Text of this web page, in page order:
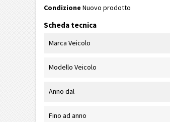
Condizione Nuovo prodotto
Scheda tecnica
Marca Veicolo
Modello Veicolo
Anno dal
Fino ad anno